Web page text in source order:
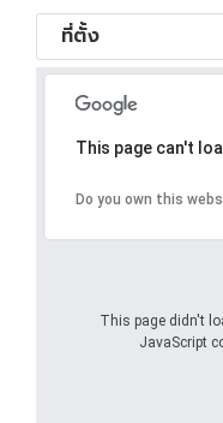
ที่ตั้ง
Oops!
This page didn't
JavaScript
This page can't
Do you own this